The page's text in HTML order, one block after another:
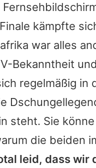
kämpfte
war alles
Bekanntheit
regelmäßig in
steht. Sie
die beiden
leid, dass wir